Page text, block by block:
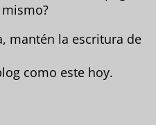
mantén la escritura de
como este hoy.